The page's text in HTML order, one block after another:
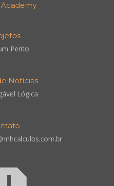
Academy
Perito
Notícias
Lógica